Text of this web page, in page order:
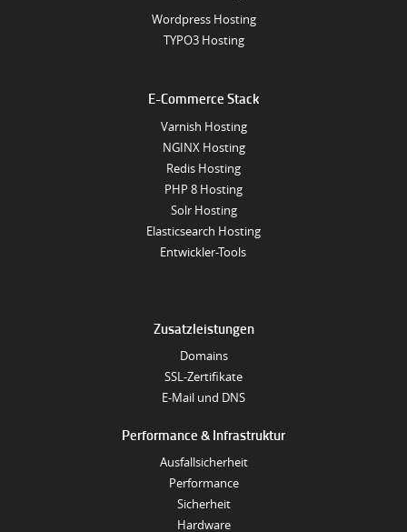
Wordpress Hosting
TYPO3 Hosting
E-Commerce Stack
Varnish Hosting
NGINX Hosting
Redis Hosting
PHP 8 Hosting
Solr Hosting
Elasticsearch Hosting
Entwickler-Tools
Zusatzleistungen
Domains
SSL-Zertifikate
E-Mail und DNS
Performance & Infrastruktur
Ausfallsicherheit
Performance
Sicherheit
Hardware